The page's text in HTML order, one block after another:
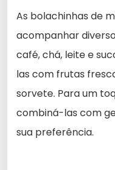
As bolachinhas de
acompanhar
café, chá, leite e
las com frutas
sorvete. Para um
combiná-las com
sua preferência.